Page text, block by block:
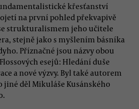
křesťanství
na první pohled překvapivě
strukturalismem jeho učitele
stejně jako s myšlením básníka
Příznačné jsou názvy obou
esejů: Hledání duše
a nové výzvy. Byl také autorem
děl Mikuláše Kusánského